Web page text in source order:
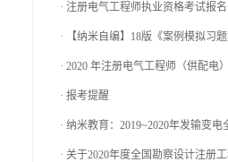
· 注册电气工程师执业资格考试报
· 【纳米自编】18版《案例模拟习题集及考点精析》
· 2020 年注册电气工程师（供配电）执业资
· 报考提醒
· 纳米教育：2019~2020年发输变电
· 关于2020年度全国勘察设计注册工程师